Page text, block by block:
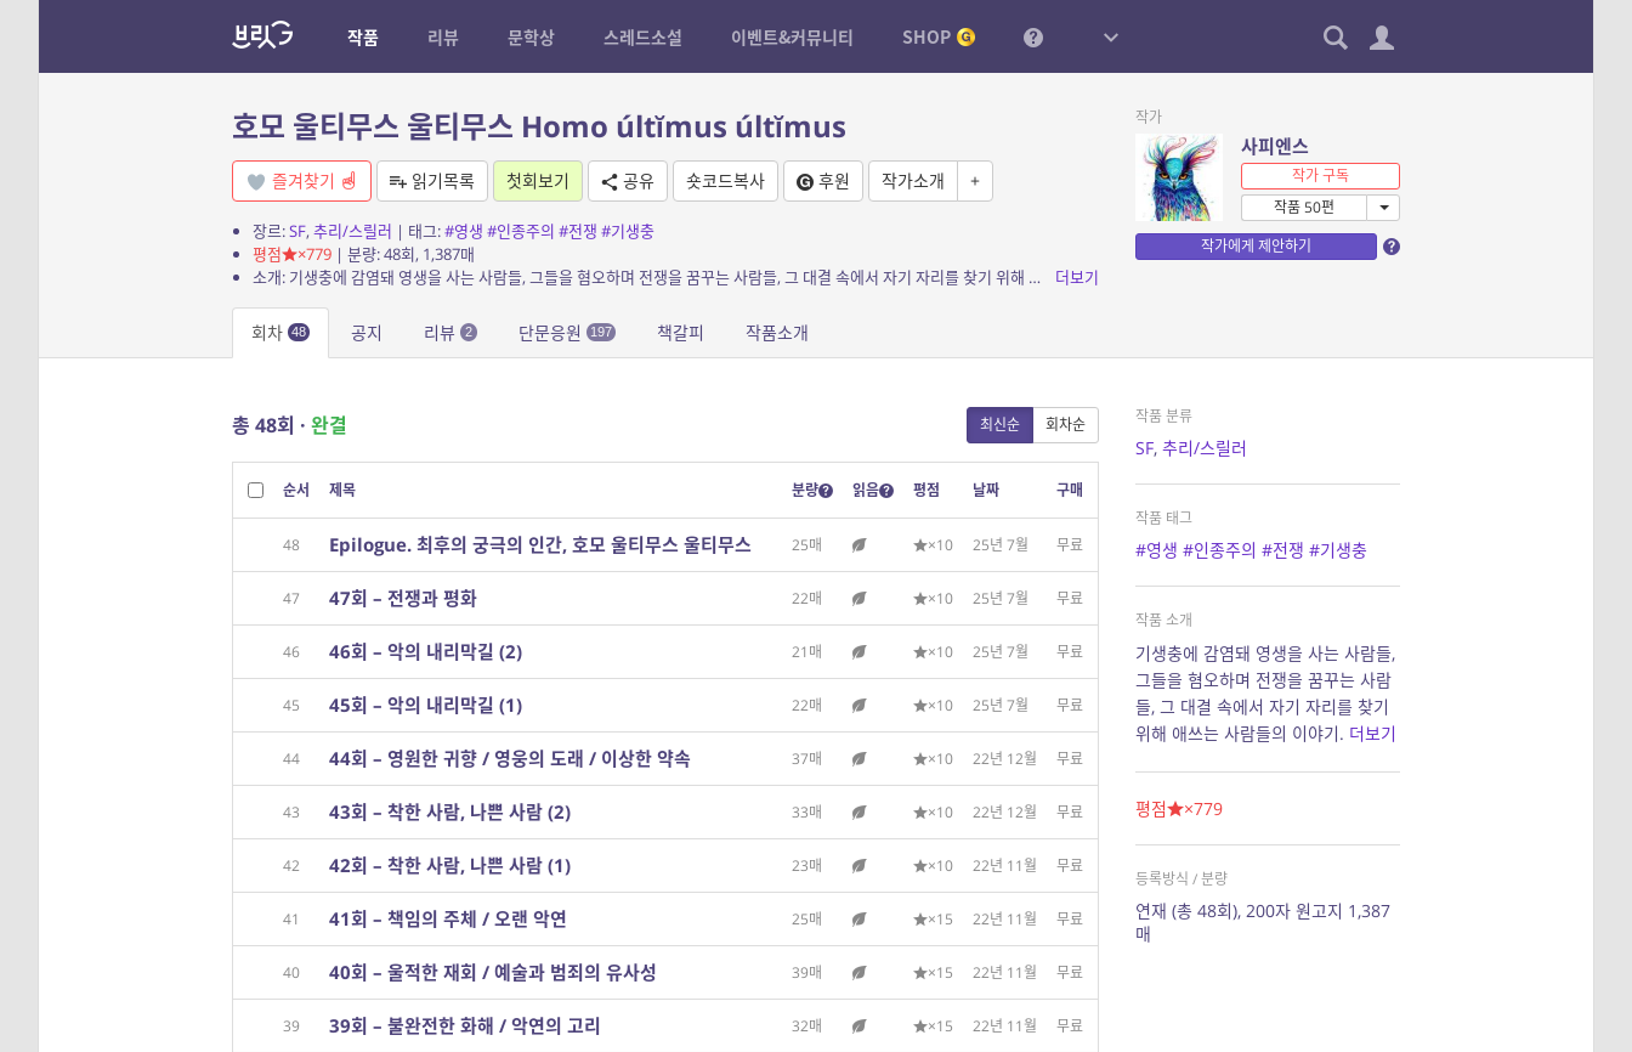
작품 리뷰 문학상 스레드소설 이벤트&커뮤니티 SHOP
호모 울티무스 울티무스 Homo últĭmus últĭmus
즐겨찾기 읽기목록 첫회보기 공유 숏코드복사 후원 작가소개 +
장르:SF, 추리/스릴러 | 태그:#영생 #인종주의 #전쟁 #기생충
평점
×779| 분량: 48회, 1,387매
소개: 기생충에 감염돼 영생을 사는 사람들, 그들을 혐오하며 전쟁을 꿈꾸는 사람들, 그 대결 속에서 자기 자리를 찾기 위해 애쓰는 사람들의 이야기.
더보기
작가
사피엔스
작가 구독
작품 50편
작가에게 제안하기
회차 48 공지 리뷰 2 단문응원 197 책갈피 작품소개
총 48회 · 완결 최신순 회차순
순서 제목 분량 읽음 평점 날짜 구매
48 Epilogue. 최후의 궁극의 인간, 호모 울티무스 울티무스 25매 ×10 25년 7월 무료
47 47회 – 전쟁과 평화 22매 ×10 25년 7월 무료
46 46회 – 악의 내리막길 (2) 21매 ×10 25년 7월 무료
45 45회 – 악의 내리막길 (1) 22매 ×10 25년 7월 무료
44 44회 – 영원한 귀향 / 영웅의 도래 / 이상한 약속 37매 ×10 22년 12월 무료
43 43회 – 착한 사람, 나쁜 사람 (2) 33매 ×10 22년 12월 무료
42 42회 – 착한 사람, 나쁜 사람 (1) 23매 ×10 22년 11월 무료
41 41회 – 책임의 주체 / 오랜 악연 25매 ×15 22년 11월 무료
40 40회 – 울적한 재회 / 예술과 범죄의 유사성 39매 ×15 22년 11월 무료
39 39회 – 불완전한 화해 / 악연의 고리 32매 ×15 22년 11월 무료
작품 분류
SF, 추리/스릴러
작품 태그
#영생 #인종주의 #전쟁 #기생충
작품 소개
기생충에 감염돼 영생을 사는 사람들,
그들을 혐오하며 전쟁을 꿈꾸는 사람
들, 그 대결 속에서 자기 자리를 찾기
위해 애쓰는 사람들의 이야기. 더보기
평점 ×779
등록방식 / 분량
연재 (총 48회), 200자 원고지 1,387
매